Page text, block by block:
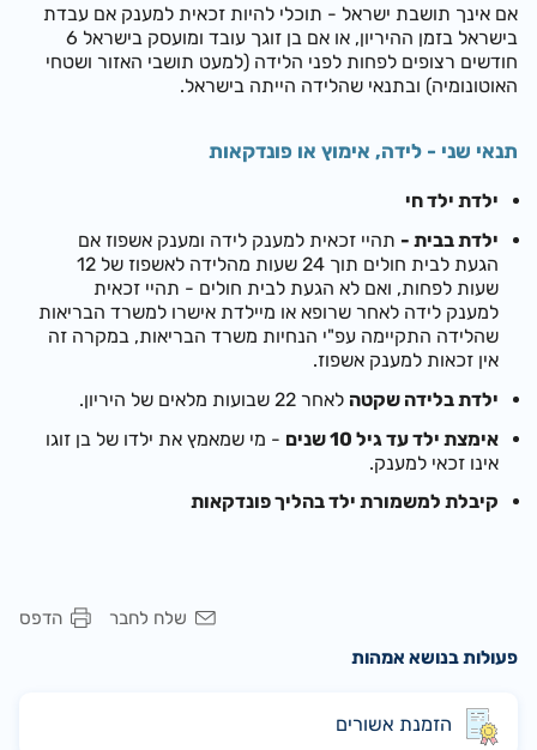
אם אינך תושבת ישראל-תוכלי להיות זכאית למענק אם עבדת
בישראל בזמן ההיריון, או אם בן זוגך עובד ומועסק בישראל 6
חודשים רצופים לפחות לפני הלידה (למעט תושבי האזור ושטחי
האוטונומיה) ובתנאי שהלידה הייתה בישראל.
תנאי שני-לידה, אימוץ או פונדקאות
ילדת ילד חי
ילדת בבית -תהיי זכאית למענק לידה ומענק אשפוז אם
הגעת לבית חולים תוך 24 שעות מהלידה לאשפוז של 12
שעות לפחות, ואם לא הגעת לבית חולים - תהיי זכאית
למענק לידה לאחר שרופא או מיילדת אישרו למשרד הבריאות
שהלידה התקיימה עפ"י הנחיות משרד הבריאות, במקרה זה
אין זכאות למענק אשפוז.
ילדת בלידה שקטהלאחר 22 שבועות מלאים של היריון.
אימצת ילד עד גיל 10 שנים
-מי שמאמץ את ילדו של בן זוגו
אינו זכאי למענק.
קיבלת למשמורת ילד בהליך פונדקאות
הדפס
שלח לחבר
פעולות בנושא אמהות
הזמנת אשורים